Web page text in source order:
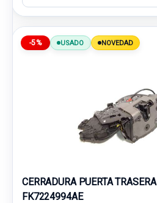
-5% USADO NOVEDAD
CERRADURA PUERTA
FK7224994AE